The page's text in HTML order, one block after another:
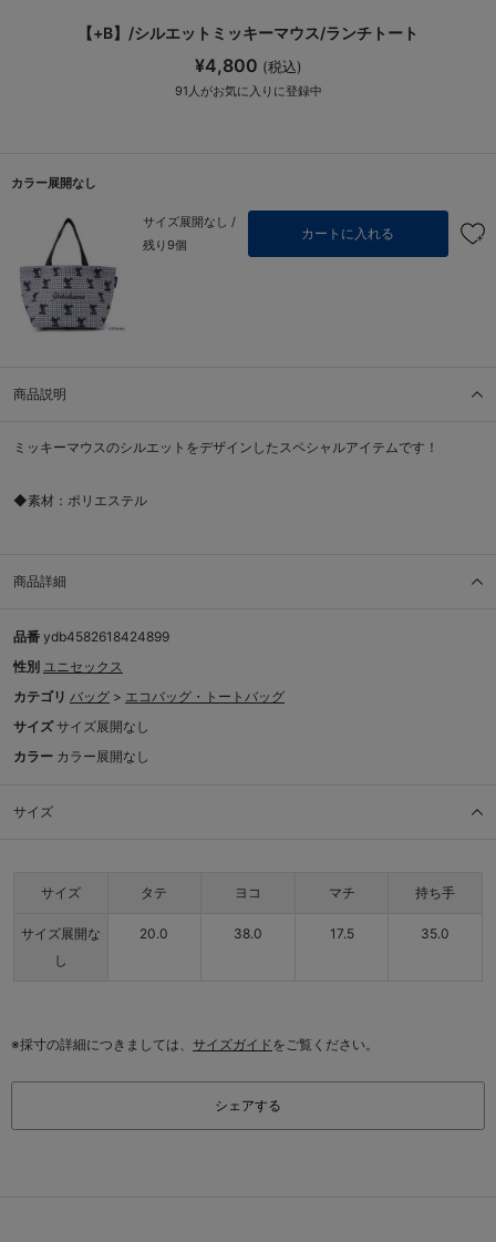
【+B】/シルエットミッキーマウス/ランチトート
¥4,800 (税込)
91 人がお気に入りに登録中
カラー展開なし
サイズ展開なし /
残り9個
カートに入れる
商品説明
ミッキーマウスのシルエットをデザインしたスペシャルアイテムです！
◆素材：ポリエステル
商品詳細
品番 ydb4582618424899
性別 ユニセックス
カテゴリ バッグ > エコバッグ・トートバッグ
サイズ サイズ展開なし
カラー カラー展開なし
サイズ
サイズ タテ ヨコ マチ 持ち手
サイズ展開な
し
20.0 38.0 17.5 35.0
※採寸の詳細につきましては、 サイズガイドをご覧ください。
シェアする